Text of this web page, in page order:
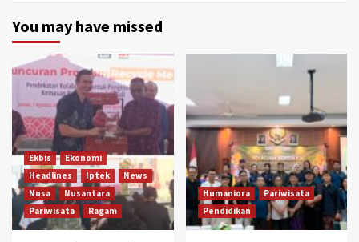
You may have missed
Ekbis
Ekonomi
Headlines
Iptek
News
Nusa
Nusantara
Pariwisata
Ragam
Humaniora
Pariwisata
Pendidikan